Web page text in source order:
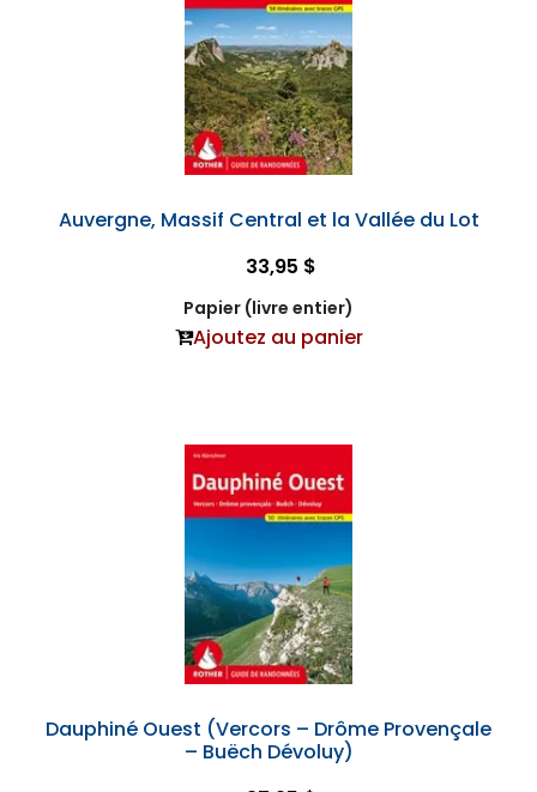
Auvergne, Massif Central et la Vallée du Lot
33,95 $
Papier (livre entier)
Ajoutez au panier
Dauphiné Ouest (Vercors – Drôme Provençale
– Buëch Dévoluy)